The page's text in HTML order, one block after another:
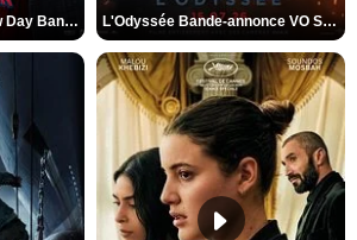
Spider-Man: Brand New Day Bande-annonce VO STFR L'Odyssée Bande-annonce VO STFR